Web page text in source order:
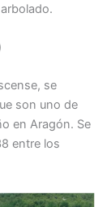
se
son uno de
en Aragón. Se
entre los